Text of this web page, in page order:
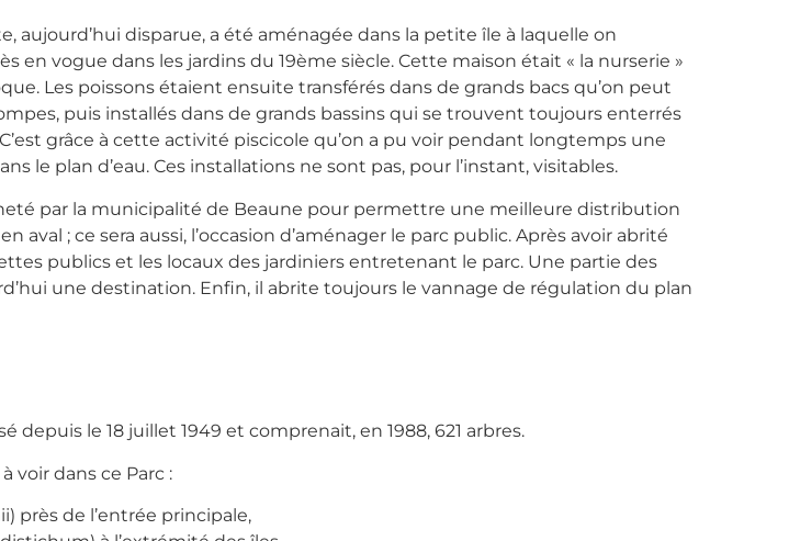
aujourd’hui disparue, a été aménagée dans la petite île à laquelle on
en vogue dans les jardins du 19ème siècle. Cette maison était « la nurserie »
Les poissons étaient ensuite transférés dans de grands bacs qu’on peut
puis installés dans de grands bassins qui se trouvent toujours enterrés
grâce à cette activité piscicole qu’on a pu voir pendant longtemps une
le plan d’eau. Ces installations ne sont pas, pour l’instant, visitables.
par la municipalité de Beaune pour permettre une meilleure distribution
aval ; ce sera aussi, l’occasion d’aménager le parc public. Après avoir abrité
publics et les locaux des jardiniers entretenant le parc. Une partie des
une destination. Enfin, il abrite toujours le vannage de régulation du plan
depuis le 18 juillet 1949 et comprenait, en 1988, 621 arbres.
voir dans ce Parc :
près de l’entrée principale,